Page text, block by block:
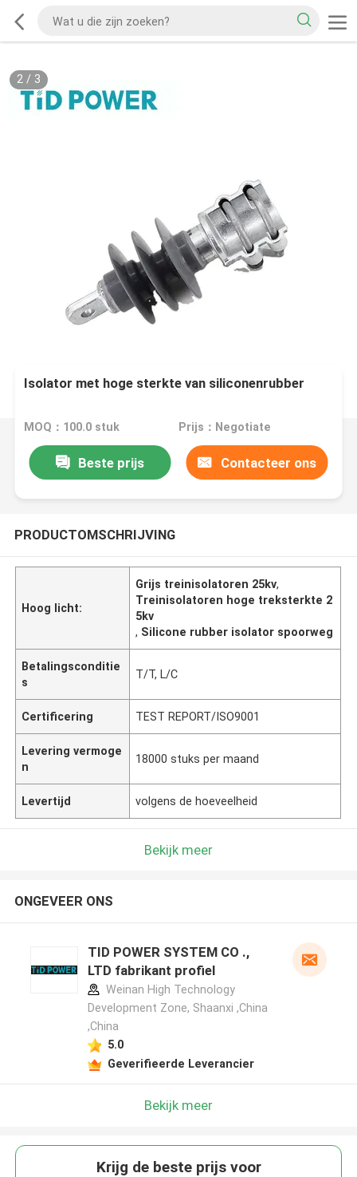
2/ 3
Isolator met hoge sterkte van siliconenrubber
MOQ：100.0 stuk Prijs：Negotiate
Beste prijs Contacteer ons
PRODUCTOMSCHRIJVING
Hoog licht:
Grijs treinisolatoren 25kv,
Treinisolatoren hoge treksterkte 2
5kv
, Silicone rubber isolator spoorweg
Betalingsconditie
s
T/T, L/C
Certificering TEST REPORT/ISO9001
Levering vermoge
n
18000 stuks per maand
Levertijd volgens de hoeveelheid
Bekijk meer
ONGEVEER ONS
TID POWER SYSTEM CO .,
LTD fabrikant profiel
Weinan High Technology
Development Zone, Shaanxi ,China
,China
5.0
Geverifieerde Leverancier
Bekijk meer
Krijg de beste prijs voor